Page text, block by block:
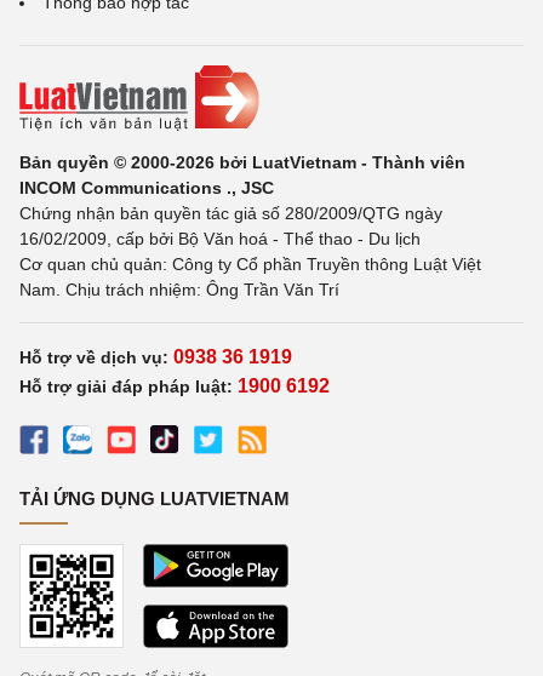
Bản quyền © 2000-2026 bởi LuatVietnam - Thành viên
INCOM Communications ., JSC
Chứng nhận bản quyền tác giả số 280/2009/QTG ngày
16/02/2009, cấp bởi Bộ Văn hoá - Thể thao - Du lịch
Cơ quan chủ quản: Công ty Cổ phần Truyền thông Luật Việt
Nam. Chịu trách nhiệm: Ông Trần Văn Trí
Hỗ trợ về dịch vụ: 0938 36 1919
Hỗ trợ giải đáp pháp luật: 1900 6192
TẢI ỨNG DỤNG LUATVIETNAM